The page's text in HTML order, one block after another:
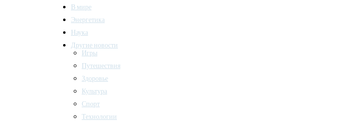
В мире
Энергетика
Наука
Другие новости
Игры
Путешествия
Здоровье
Культура
Спорт
Технологии